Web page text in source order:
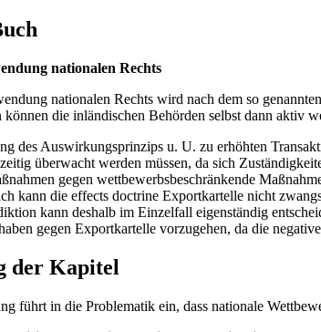
nationalen Rechts
nationalen Rechts wird nach dem so
können die inländischen Behörden selbst dann aktiv
des Auswirkungsprinzips u. U. zu erhöhten
überwacht werden müssen, da sich
gegen wettbewerbsbeschränkende
kann die effects doctrine Exportkartelle nicht
kann deshalb im Einzelfall eigenständig
gegen Exportkartelle vorzugehen, da die
der Kapitel
führt in die Problematik ein, dass nationale